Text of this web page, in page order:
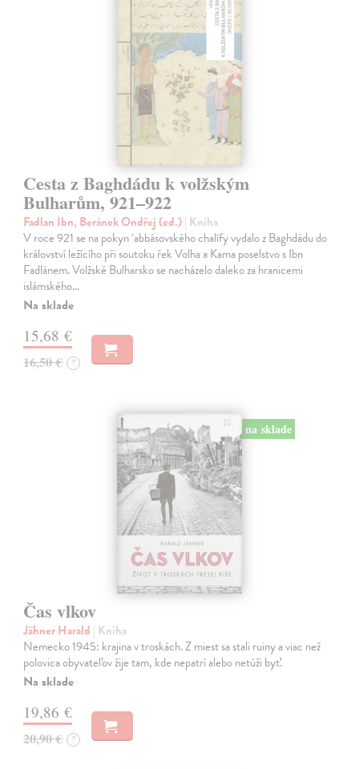
Cesta z Baghdádu k volžským
Bulharům, 921–922
Fadlan Ibn, Beránek Ondřej (ed.)| Kniha
V roce 921 se na pokyn ‘abbásovského chalífy vydalo z Baghdádu do
království ležícího při soutoku řek Volha a Kama poselstvo s Ibn
Fadlánem. Volžské Bulharsko se nacházelo daleko za hranicemi
islámského…
Na sklade
15,68 €
16,50 € ?
na sklade
Čas vlkov
Jähner Harald | Kniha
Nemecko 1945: krajina v troskách. Z miest sa stali ruiny a viac než
polovica obyvateľov žije tam, kde nepatrí alebo netúži byť.
Na sklade
19,86 €
20,90 € ?